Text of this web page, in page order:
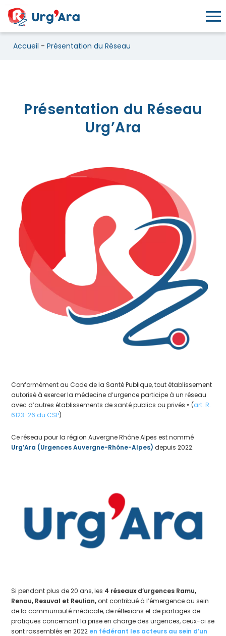
Accueil - Présentation du Réseau
Présentation du Réseau
Urg’Ara
Conformément au Code de la Santé Publique, tout établissement
autorisé à exercer la médecine d’urgence participe à un réseau
avec d’autres établissements de santé publics ou privés » (art. R.
6123-26 du CSP).
Ce réseau pour la région Auvergne Rhône Alpes est nommé
Urg’Ara (Urgences Auvergne-Rhône-Alpes)depuis 2022.
Si pendant plus de 20 ans, les 4 réseaux d’urgences Ramu,
Renau, Resuval et Reulian, ont contribué à l’émergence au sein
de la communauté médicale, de réflexions et de partages de
pratiques concernant la prise en charge des urgences, ceux-ci se
sont rassemblés en 2022 en fédérant les acteurs au sein d’un